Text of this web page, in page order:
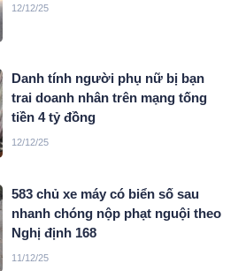
12/12/25
Danh tính người phụ nữ bị bạn
trai doanh nhân trên mạng tống
tiền 4 tỷ đồng
12/12/25
583 chủ xe máy có biển số sau
nhanh chóng nộp phạt nguội theo
Nghị định 168
11/12/25